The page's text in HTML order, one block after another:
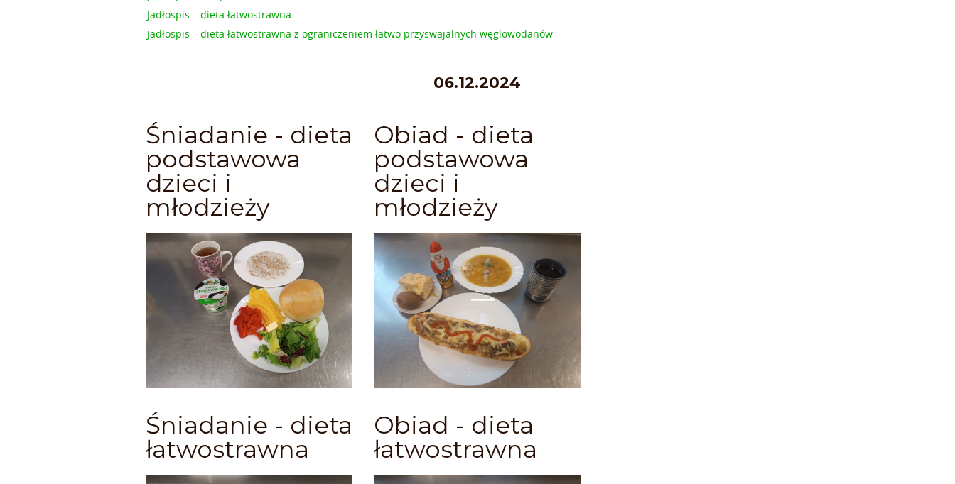
Jadłospis – dieta łatwostrawna
Jadłospis – dieta łatwostrawna z ograniczeniem łatwo przyswajalnych węglowodanów
06.12.2024
Śniadanie - dieta
podstawowa
dzieci i
młodzieży
Śniadanie - dieta
łatwostrawna
Obiad - dieta
podstawowa
dzieci i
młodzieży
Obiad - dieta
łatwostrawna